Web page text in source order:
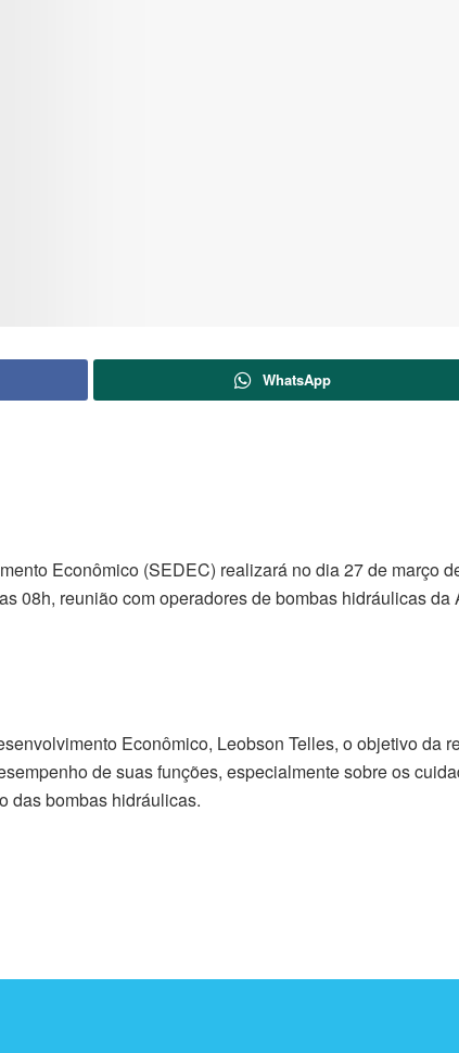
WhatsApp
Econômico (SEDEC) realizará no dia 27 de março
08h, reunião com operadores de bombas hidráulicas da
Econômico, Leobson Telles, o objetivo da
de suas funções, especialmente sobre os
das bombas hidráulicas.